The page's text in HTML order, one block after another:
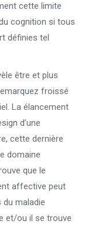
cette limite
cognition si tous
définies tel
être et plus
froissé
La élancement
d’une
cette dernière
domaine
que le
affective peut
maladie
et/ou il se trouve